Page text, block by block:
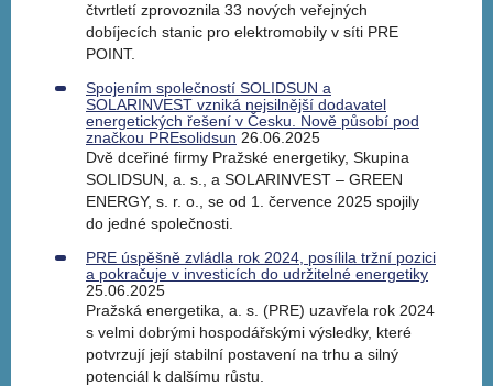
čtvrtletí zprovoznila 33 nových veřejných
dobíjecích stanic pro elektromobily v síti PRE
POINT.
Spojením společností SOLIDSUN a
SOLARINVEST vzniká nejsilnější dodavatel
energetických řešení v Česku. Nově působí pod
značkou PREsolidsun 26.06.2025
Dvě dceřiné firmy Pražské energetiky, Skupina
SOLIDSUN, a. s., a SOLARINVEST – GREEN
ENERGY, s. r. o., se od 1. července 2025 spojily
do jedné společnosti.
PRE úspěšně zvládla rok 2024, posílila tržní pozici
a pokračuje v investicích do udržitelné energetiky
25.06.2025
Pražská energetika, a. s. (PRE) uzavřela rok 2024
s velmi dobrými hospodářskými výsledky, které
potvrzují její stabilní postavení na trhu a silný
potenciál k dalšímu růstu.